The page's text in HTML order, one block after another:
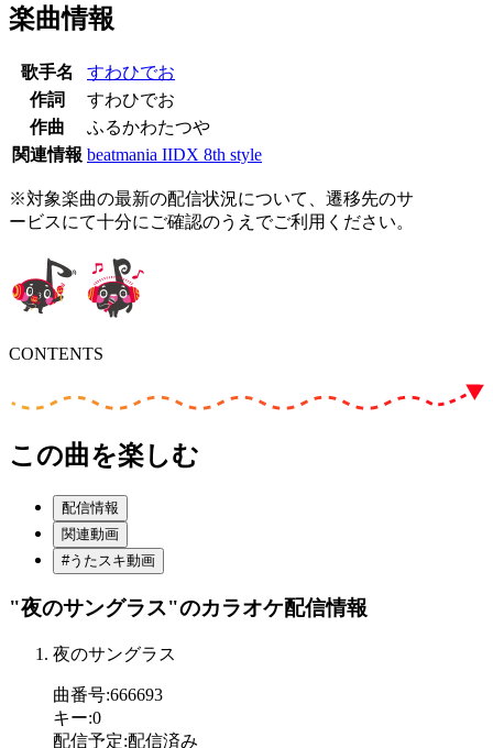
楽曲情報
歌手名
すわひでお
作詞
すわひでお
作曲
ふるかわたつや
関連情報 beatmania IIDX 8th style
※対象楽曲の最新の配信状況について、遷移先のサ
ービスにて十分にご確認のうえでご利用ください。
CONTENTS
この曲を楽しむ
配信情報
関連動画
#うたスキ動画
"夜のサングラス"のカラオケ配信情報
夜のサングラス
曲番号:666693
キー:0
配信予定:配信済み